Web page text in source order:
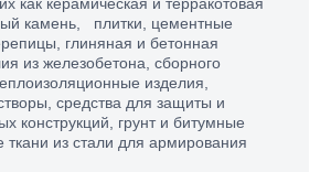
камень, плитки, цементные
глиняная и бетонная
из железобетона, сборного
изделия,
средства для защиты и
конструкций, грунт и битумные
из стали для армирования